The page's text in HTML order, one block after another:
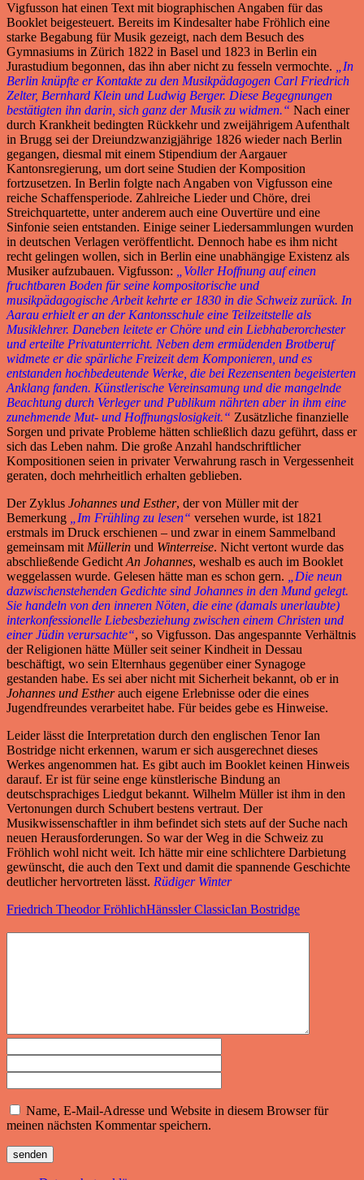
Vigfusson hat einen Text mit biographischen Angaben für das
Booklet beigesteuert. Bereits im Kindesalter habe Fröhlich eine
starke Begabung für Musik gezeigt, nach dem Besuch des
Gymnasiums in Zürich 1822 in Basel und 1823 in Berlin ein
Jurastudium begonnen, das ihn aber nicht zu fesseln vermochte. „In
Berlin knüpfte er Kontakte zu den Musikpädagogen Carl Friedrich
Zelter, Bernhard Klein und Ludwig Berger. Diese Begegnungen
bestätigten ihn darin, sich ganz der Musik zu widmen.“ Nach einer
durch Krankheit bedingten Rückkehr und zweijährigem Aufenthalt
in Brugg sei der Dreiundzwanzigjährige 1826 wieder nach Berlin
gegangen, diesmal mit einem Stipendium der Aargauer
Kantonsregierung, um dort seine Studien der Komposition
fortzusetzen. In Berlin folgte nach Angaben von Vigfusson eine
reiche Schaffensperiode. Zahlreiche Lieder und Chöre, drei
Streichquartette, unter anderem auch eine Ouvertüre und eine
Sinfonie seien entstanden. Einige seiner Liedersammlungen wurden
in deutschen Verlagen veröffentlicht. Dennoch habe es ihm nicht
recht gelingen wollen, sich in Berlin eine unabhängige Existenz als
Musiker aufzubauen. Vigfusson:
„Voller Hoffnung auf einen
fruchtbaren Boden für seine kompositorische und
musikpädagogische Arbeit kehrte er 1830 in die Schweiz zurück. In
Aarau erhielt er an der Kantonsschule eine Teilzeitstelle als
Musiklehrer. Daneben leitete er Chöre und ein Liebhaberorchester
und erteilte Privatunterricht. Neben dem ermüdenden Brotberuf
widmete er die spärliche Freizeit dem Komponieren, und es
entstanden hochbedeutende Werke, die bei Rezensenten begeisterten
Anklang fanden. Künstlerische Vereinsamung und die mangelnde
Beachtung durch Verleger und Publikum nährten aber in ihm eine
zunehmende Mut- und Hoffnungslosigkeit.“ Zusätzliche finanzielle
Sorgen und private Probleme hätten schließlich dazu geführt, dass er
sich das Leben nahm. Die große Anzahl handschriftlicher
Kompositionen seien in privater Verwahrung rasch in Vergessenheit
geraten, doch mehrheitlich erhalten geblieben.
Der Zyklus Johannes und Esther, der von Müller mit der
Bemerkung
„Im Frühling zu lesen“ versehen wurde, ist 1821
erstmals im Druck erschienen – und zwar in einem Sammelband
gemeinsam mit Müllerin und Winterreise. Nicht vertont wurde das
abschließende Gedicht An Johannes, weshalb es auch im Booklet
weggelassen wurde. Gelesen hätte man es schon gern.
„Die neun
dazwischenstehenden Gedichte sind Johannes in den Mund gelegt.
Sie handeln von den inneren Nöten, die eine (damals unerlaubte)
interkonfessionelle Liebesbeziehung zwischen einem Christen und
einer Jüdin verursachte“, so Vigfusson. Das angespannte Verhältnis
der Religionen hätte Müller seit seiner Kindheit in Dessau
beschäftigt, wo sein Elternhaus gegenüber einer Synagoge
gestanden habe. Es sei aber nicht mit Sicherheit bekannt, ob er in
Johannes und Estherauch eigene Erlebnisse oder die eines
Jugendfreundes verarbeitet habe. Für beides gebe es Hinweise.
Leider lässt die Interpretation durch den englischen Tenor Ian
Bostridge nicht erkennen, warum er sich ausgerechnet dieses
Werkes angenommen hat. Es gibt auch im Booklet keinen Hinweis
darauf. Er ist für seine enge künstlerische Bindung an
deutschsprachiges Liedgut bekannt. Wilhelm Müller ist ihm in den
Vertonungen durch Schubert bestens vertraut. Der
Musikwissenschaftler in ihm befindet sich stets auf der Suche nach
neuen Herausforderungen. So war der Weg in die Schweiz zu
Fröhlich wohl nicht weit. Ich hätte mir eine schlichtere Darbietung
gewünscht, die auch den Text und damit die spannende Geschichte
deutlicher hervortreten lässt. Rüdiger Winter
Friedrich Theodor FröhlichHänssler ClassicIan Bostridge
Name, E-Mail-Adresse und Website in diesem Browser für
meinen nächsten Kommentar speichern.